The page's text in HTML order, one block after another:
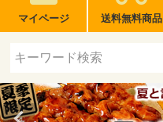
マイページ 送料無料商品